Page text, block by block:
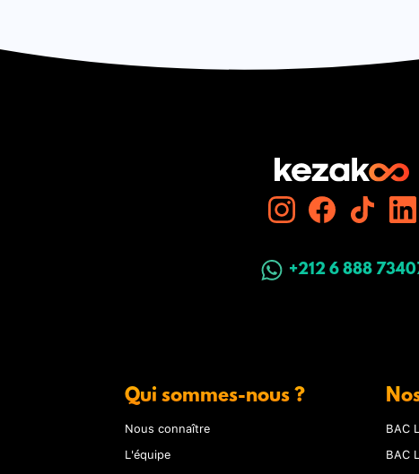
+212 6 888
Qui sommes-nous ?
Nous connaître
L'équipe
BAC
BAC